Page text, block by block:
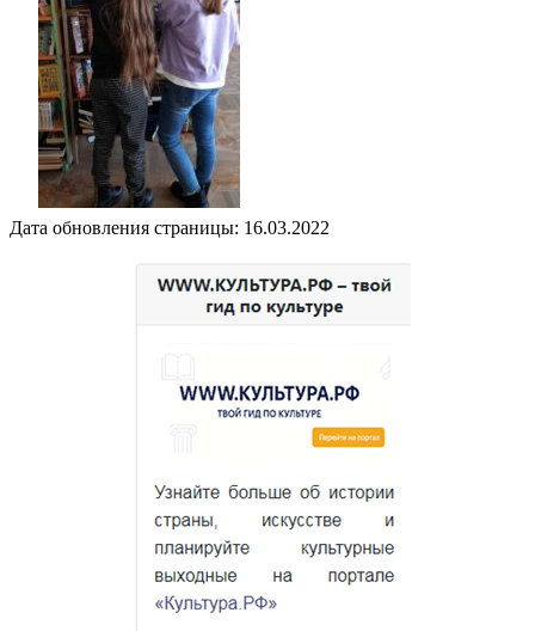
Дата обновления страницы: 16.03.2022